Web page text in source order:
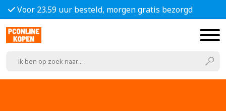
Voor 23.59 uur besteld, morgen gratis bezorgd